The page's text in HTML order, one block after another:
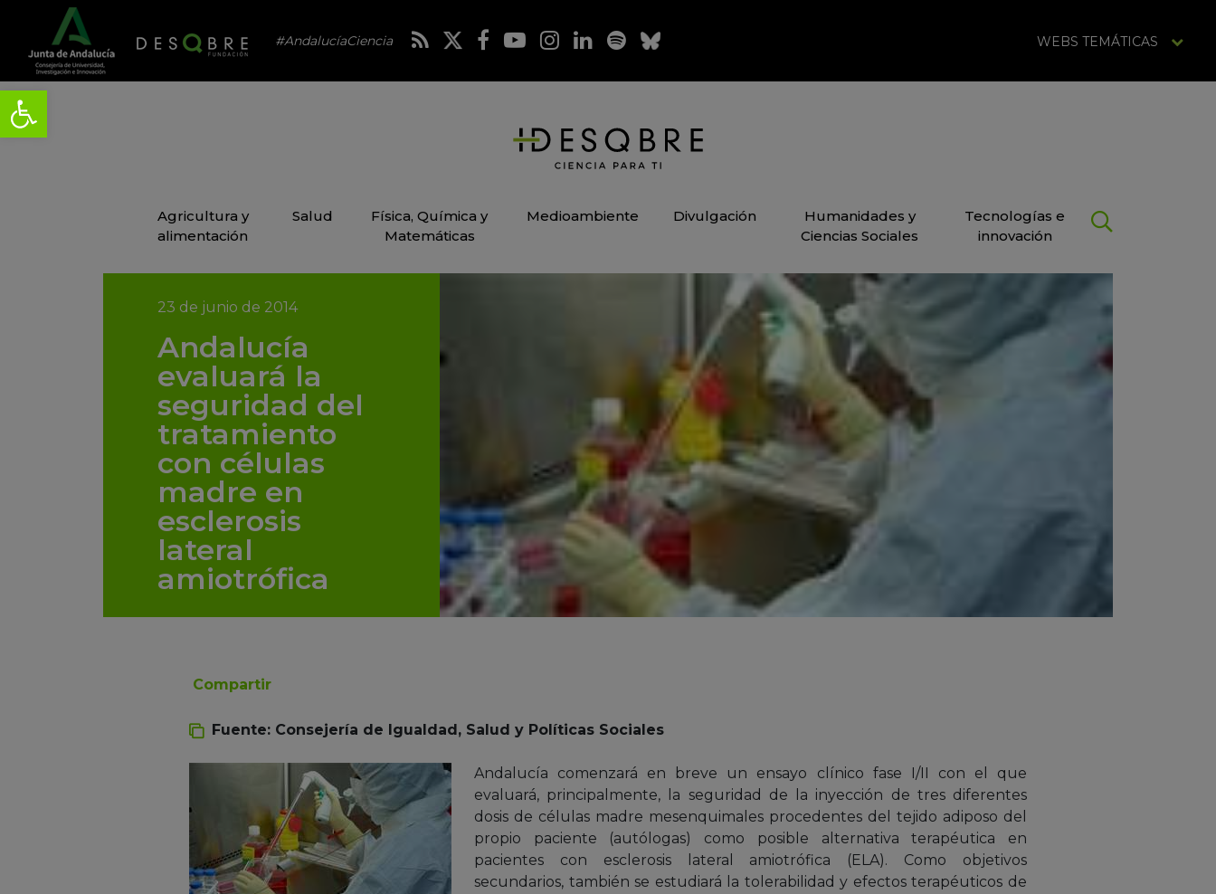
#AndalucíaCiencia WEBS TEMÁTICAS
Agricultura y
alimentación
Salud
Física, Química y
Matemáticas
Medioambiente Divulgación
Humanidades y
Ciencias Sociales
Tecnologías e
innovación
23 de junio de 2014
Andalucía
evaluará la
seguridad del
tratamiento
con células
madre en
esclerosis
lateral
amiotrófica
Compartir
Fuente: Consejería de Igualdad, Salud y Políticas Sociales
Andalucía comenzará en breve un ensayo clínico fase I/II con el que
evaluará, principalmente, la seguridad de la inyección de tres diferentes
dosis de células madre mesenquimales procedentes del tejido adiposo del
propio paciente (autólogas) como posible alternativa terapéutica en
pacientes con esclerosis lateral amiotrófica (ELA). Como objetivos
secundarios, también se estudiará la tolerabilidad y efectos terapéuticos de